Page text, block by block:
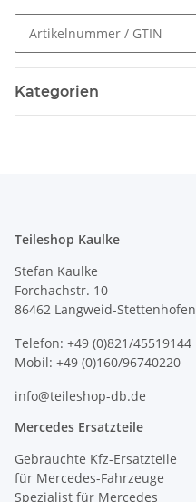
Kategorien
Teileshop Kaulke
Stefan Kaulke
Forchachstr. 10
86462 Langweid-Stettenhofen
Telefon: +49 (0)821/45519144
Mobil: +49 (0)160/96740220
info@teileshop-db.de
Mercedes Ersatzteile
Gebrauchte Kfz-Ersatzteile
für Mercedes-Fahrzeuge
Spezialist für Mercedes